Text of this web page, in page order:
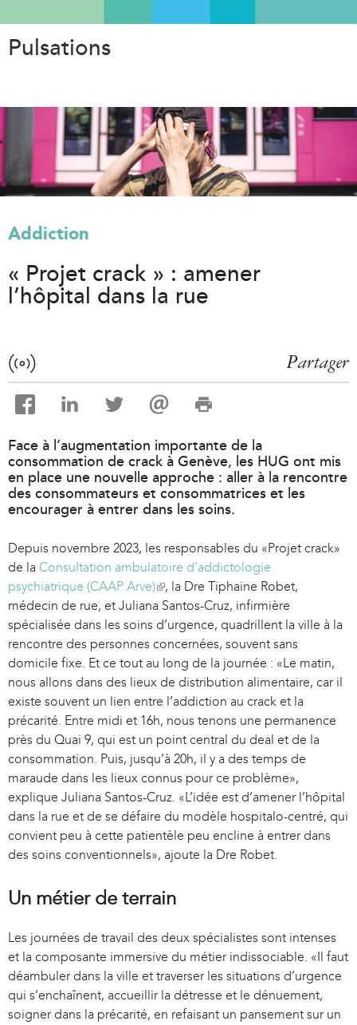
Pulsations
Addiction
« Projet crack » : amener
l’hôpital dans la rue
Partager
Face à l’augmentation importante de la
consommation de crack à Genève, les HUG ont mis
en place une nouvelle approche : aller à la rencontre
des consommateurs et consommatrices et les
encourager à entrer dans les soins.
Depuis novembre 2023, les responsables du «Projet crack»
de la Consultation ambulatoire d’addictologie
psychiatrique (CAAP Arve)(
l
i
n
k
i
s
e
x
t
e
r
n
a
l
, la Dre Tiphaine Robet,
médecin de rue, et Juliana Santos-Cruz, infirmière
spécialisée dans les soins d’urgence, quadrillent la ville à la
rencontre des personnes concernées, souvent sans
domicile fixe. Et ce tout au long de la journée : «Le matin,
nous allons dans des lieux de distribution alimentaire, car il
existe souvent un lien entre l’addiction au crack et la
précarité. Entre midi et 16h, nous tenons une permanence
près du Quai 9, qui est un point central du deal et de la
consommation. Puis, jusqu’à 20h, il y a des temps de
maraude dans les lieux connus pour ce problème»,
explique Juliana Santos-Cruz. «L’idée est d’amener l’hôpital
dans la rue et de se défaire du modèle hospitalo-centré, qui
convient peu à cette patientèle peu encline à entrer dans
des soins conventionnels», ajoute la Dre Robet.
Un métier de terrain
Les journées de travail des deux spécialistes sont intenses
et la composante immersive du métier indissociable. «Il faut
déambuler dans la ville et traverser les situations d’urgence
qui s’enchaînent, accueillir la détresse et le dénuement,
soigner dans la précarité, en refaisant un pansement sur un